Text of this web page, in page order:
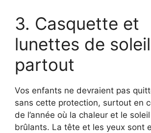
3. Casquette et
lunettes de soleil
partout
Vos enfants ne devraient pas
sans cette protection, surtout en
de l’année où la chaleur et le
brûlants. La tête et les yeux sont